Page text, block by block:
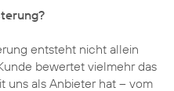
entsteht nicht allein
bewertet vielmehr das
uns als Anbieter hat – vom